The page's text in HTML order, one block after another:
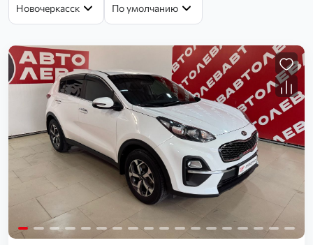
Новочеркасск По умолчанию
Загрузка...